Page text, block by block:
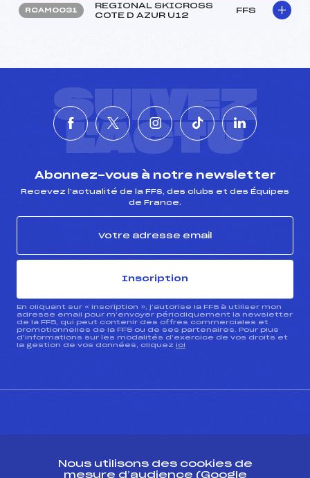
RCAM0031
REGIONAL SKICROSS
COTE D AZUR U12
FFS
SUIVEZ
L'ACTU
Abonnez-vous à notre newsletter
Recevez l’actualité de la FFS, des clubs et des Équipes
de France.
Inscription
En cliquant sur « inscription », j’autorise la FFS à utiliser mon
adresse email pour m’envoyer périodiquement la newsletter
de la FFS, qui peut contenir des offres commerciales et
promotionnelles de la FFS ou de ses partenaires. Pour plus
d’informations sur les modalités d’exercice de vos droits et
la gestion de vos données, cliquez ici
ESPACE PRESSE
Nous utilisons des cookies de
mesure d’audience (Google